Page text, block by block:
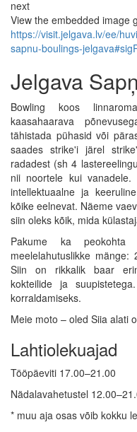
next
View the embedded image
https://visit.jelgava.lv/ee/
sapnu-boulings-
Jelgava
Bowling koos
kaasahaarava
tähistada pühasid või
saades strike'i järel
radadest (sh 4
nii noortele kui
intellektuaalne ja
kõike eelnevat. Näeme
siin oleks kõik, mida
Pakume ka peokohta
meelelahutuslikke
Siin on rikkalik baar
kokteilide ja
korraldamiseks.
Meie moto – oled Siia alati
Lahtiolekuajad
Tööpäeviti 17.00–21.00
Nädalavahetustel
* muu aja osas võib kokku